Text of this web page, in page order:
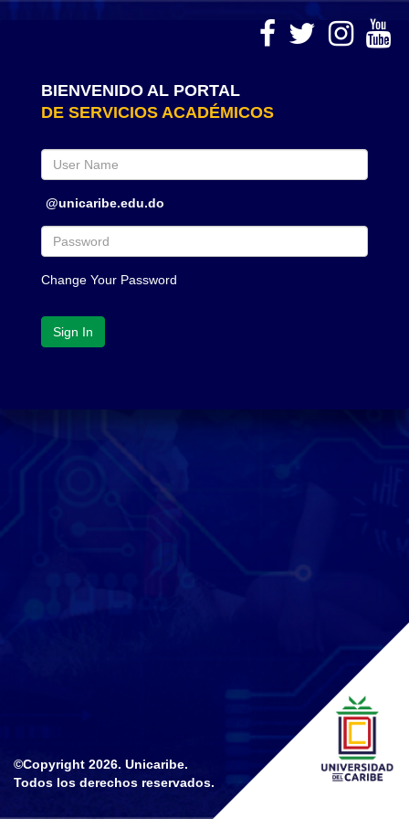
BIENVENIDO AL PORTAL
DE SERVICIOS ACADÉMICOS
User
Name
@unicaribe.edu.do
Password
Change Your Password
©Copyright 2026. Unicaribe.
Todos los derechos reservados.